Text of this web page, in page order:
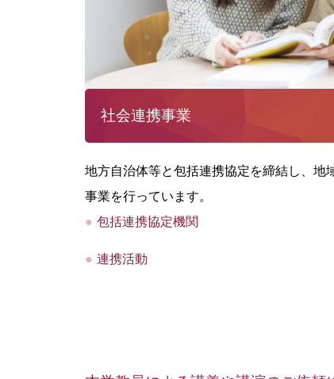
社会連携事業
地方自治体等と包括連携協定を締結し、地
事業を行っています。
包括連携協定機関
連携活動